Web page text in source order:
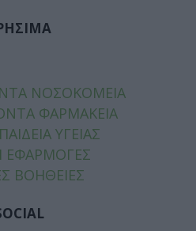
ΝΟΣΟΚΟΜΕΙΑ
ΦΑΡΜΑΚΕΙΑ
ΥΓΕΙΑΣ
ΕΦΑΡΜΟΓΕΣ
ΒΟΗΘΕΙΕΣ